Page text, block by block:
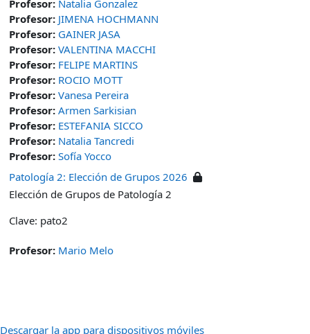
Profesor: Natalia Gonzalez
Profesor: JIMENA HOCHMANN
Profesor: GAINER JASA
Profesor: VALENTINA MACCHI
Profesor: FELIPE MARTINS
Profesor: ROCIO MOTT
Profesor: Vanesa Pereira
Profesor: Armen Sarkisian
Profesor: ESTEFANIA SICCO
Profesor: Natalia Tancredi
Profesor: Sofía Yocco
Patología 2: Elección de Grupos 2026
Elección de Grupos de Patología 2
Clave: pato2
Profesor: Mario Melo
Descargar la app para dispositivos móviles